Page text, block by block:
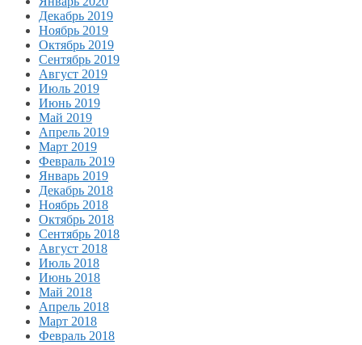
Декабрь 2019
Ноябрь 2019
Октябрь 2019
Сентябрь 2019
Август 2019
Июль 2019
Июнь 2019
Май 2019
Апрель 2019
Март 2019
Февраль 2019
Январь 2019
Декабрь 2018
Ноябрь 2018
Октябрь 2018
Сентябрь 2018
Август 2018
Июль 2018
Июнь 2018
Май 2018
Апрель 2018
Март 2018
Февраль 2018